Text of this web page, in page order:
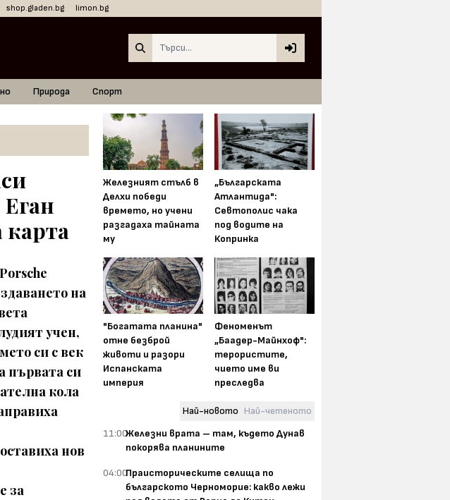
shop.gladen.bg limon.bg
Природа Спорт
карта
на
учен,
си с век
първата си
кола
нов
за
Железният стълб в
Делхи победи
времето, но учени
разгадаха тайната
му
„Българската
Атлантида":
Севтополис чака
под водите на
Копринка
"Богатата планина"
отне безброй
животи и разори
Испанската
империя
Феноменът
„Баадер-Майнхоф":
терористите,
чието име ви
преследва
Най-новото Най-четеното
11:00Железни врата – там, където Дунав
покорява планините
04:00Праисторическите селища по
българското Черноморие: какво лежи